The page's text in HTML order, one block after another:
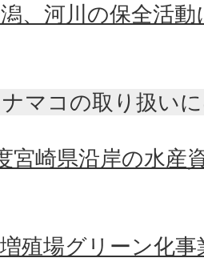
、河川の保全活
マコの取り扱い
宮崎県沿岸の水産
殖場グリーン化事